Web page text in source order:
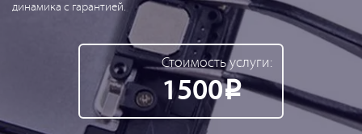
динамика с гарантией.
Стоимость услуги:
1500Р